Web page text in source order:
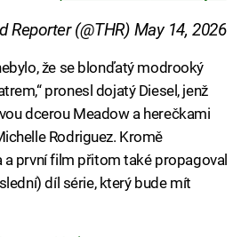
Reporter (@THR) May 14, 2026
že se blonďatý modrooký
pronesl dojatý Diesel, jenž
dcerou Meadow a herečkami
Rodriguez. Kromě
a první film přitom také propagoval
díl série, který bude mít